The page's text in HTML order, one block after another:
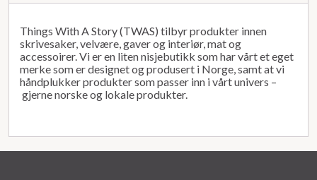
Things With A Story (TWAS) tilbyr produkter innen
skrivesaker, velvære, gaver og interiør, mat og
accessoirer. Vi er en liten nisjebutikk som har vårt et eget
merke som er designet og produsert i Norge, samt at vi
håndplukker produkter som passer inn i vårt univers –
gjerne norske og lokale produkter.